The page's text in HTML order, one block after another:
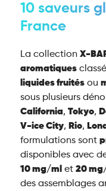
10 saveurs
France
La collection X-
aromatiques
liquides fruitésou
sous plusieurs
California, Tokyo,
V-ice City, Rio,
formulations sont
disponibles avec
10 mg/ml et 20
des assemblages